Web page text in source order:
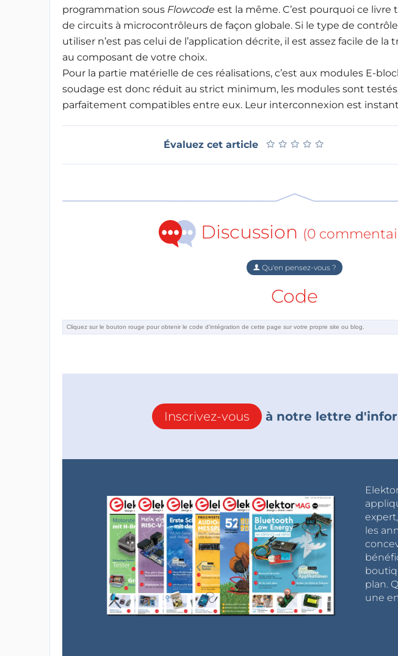
programmation sous Flowcode est la même. C’est pourquoi ce
de circuits à microcontrôleurs de façon globale. Si le type de
utiliser n’est pas celui de l’application décrite, il est assez facile de la
au composant de votre choix.
Pour la partie matérielle de ces réalisations, c’est aux modules E-
soudage est donc réduit au strict minimum, les modules sont
parfaitement compatibles entre eux. Leur interconnexion est
Évaluez cet article ★ ★ ★ ★ ★
★ ★ ★ ★ ★
Discussion (0
Qu'en pensez-vous ?
Code
Inscrivez-vous à notre lettre
les
plan.
une